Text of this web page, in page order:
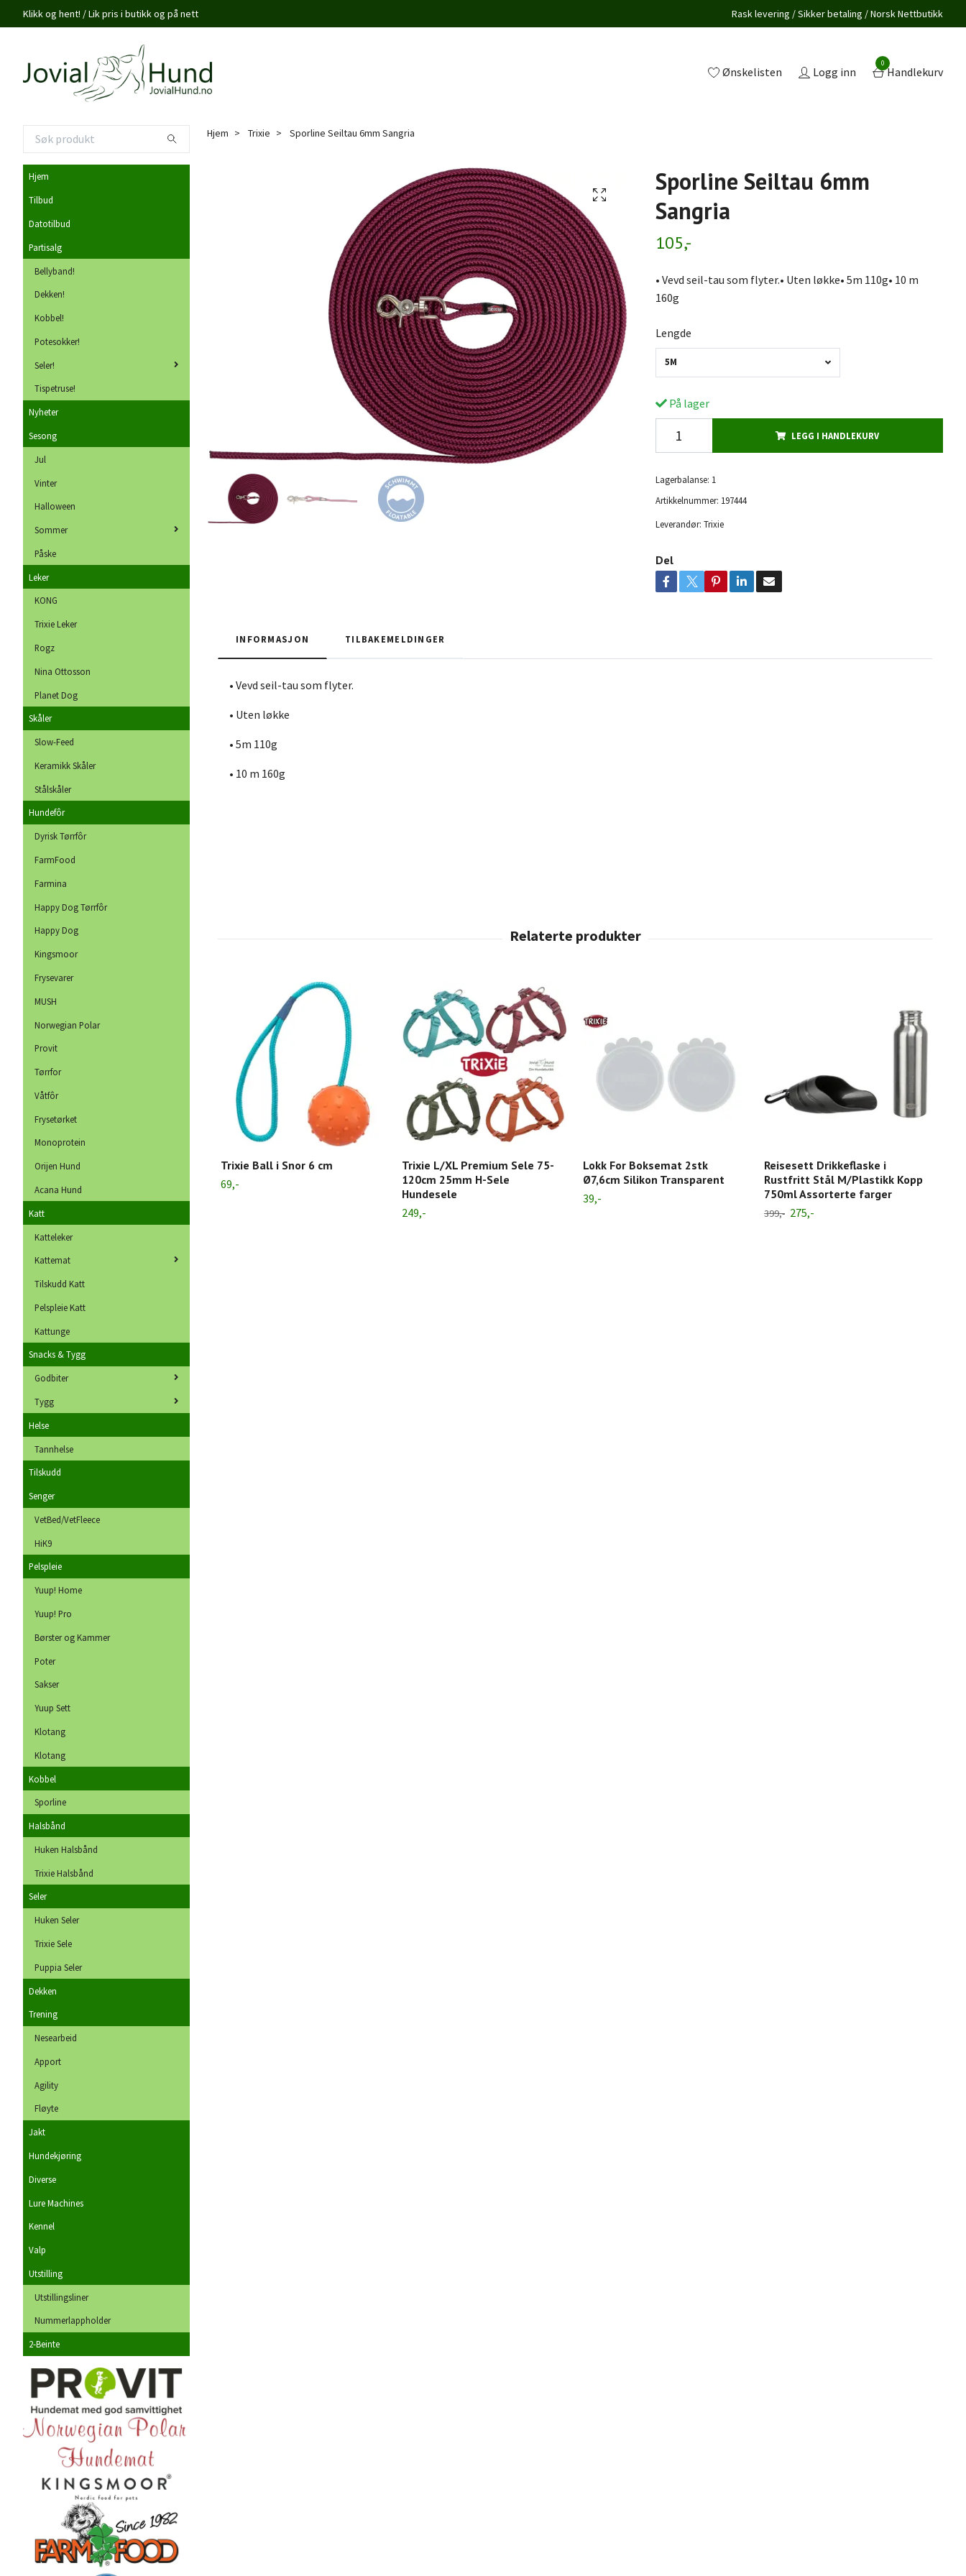
Klikk og hent! / Lik pris i butikk og på nett Rask levering / Sikker betaling / Norsk Nettbutikk
Ønskelisten Logg inn
0
Handlekurv
Hjem
Tilbud
Datotilbud
Partisalg
Bellyband!
Dekken!
Kobbel!
Potesokker!
Seler!
Tispetruse!
Nyheter
Sesong
Jul
Vinter
Halloween
Sommer
Påske
Leker
KONG
Trixie Leker
Rogz
Nina Ottosson
Planet Dog
Skåler
Slow-Feed
Keramikk Skåler
Stålskåler
Hundefôr
Dyrisk Tørrfôr
FarmFood
Farmina
Happy Dog Tørrfôr
Happy Dog
Kingsmoor
Frysevarer
MUSH
Norwegian Polar
Provit
Tørrfor
Våtfôr
Frysetørket
Monoprotein
Orijen Hund
Acana Hund
Katt
Katteleker
Kattemat
Tilskudd Katt
Pelspleie Katt
Kattunge
Snacks & Tygg
Godbiter
Tygg
Helse
Tannhelse
Tilskudd
Senger
VetBed/VetFleece
HiK9
Pelspleie
Yuup! Home
Yuup! Pro
Børster og Kammer
Poter
Sakser
Yuup Sett
Klotang
Klotang
Kobbel
Sporline
Halsbånd
Huken Halsbånd
Trixie Halsbånd
Seler
Huken Seler
Trixie Sele
Puppia Seler
Dekken
Trening
Nesearbeid
Apport
Agility
Fløyte
Jakt
Hundekjøring
Diverse
Lure Machines
Kennel
Valp
Utstilling
Utstillingsliner
Nummerlappholder
2-Beinte
Hjem Trixie Sporline Seiltau 6mm Sangria
Sporline Seiltau 6mm
Sangria
105,-
• Vevd seil-tau som flyter.• Uten løkke• 5m 110g• 10 m
160g
Lengde
5M
På lager
LEGG I HANDLEKURV
Lagerbalanse: 1
Artikkelnummer: 197444
Leverandør: Trixie
Del
INFORMASJON TILBAKEMELDINGER
• Vevd seil-tau som flyter.
• Uten løkke
• 5m 110g
• 10 m 160g
Trixie Ball i Snor 6 cm
69,-
Trixie L/XL Premium Sele 75-
120cm 25mm H-Sele
Hundesele
249,-
Lokk For Boksemat 2stk
Ø7,6cm Silikon Transparent
39,-
Reisesett Drikkeflaske i
Rustfritt Stål M/Plastikk Kopp
750ml Assorterte farger
399,- 275,-